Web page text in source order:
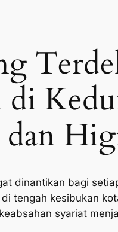
di
dan
dinantikan bagi
tengah kesibukan
syariat